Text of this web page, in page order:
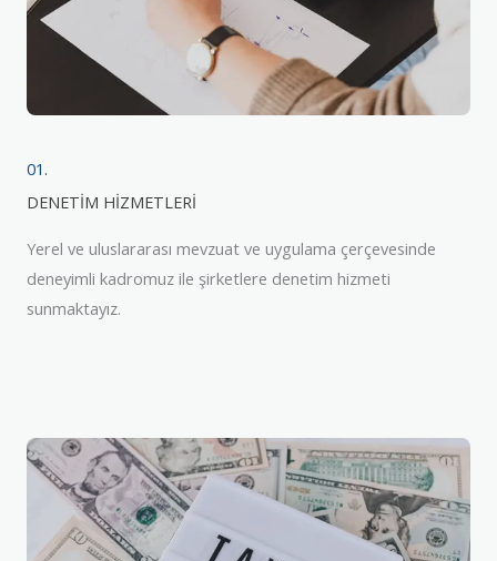
01.
DENETİM HİZMETLERİ
Yerel ve uluslararası mevzuat ve uygulama çerçevesinde
deneyimli kadromuz ile şirketlere denetim hizmeti
sunmaktayız.